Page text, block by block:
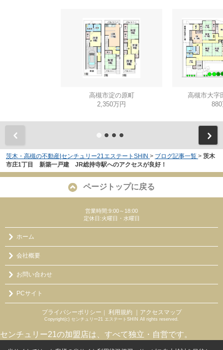
高槻市淀の原町
2,350万円
高槻市大字
茨木・高槻の不動産|センチュリー21エステートSHIN > ブログ記事一覧 > 茨木
市庄1丁目 新築一戸建 JR総持寺駅へのアクセスが良好！
ページトップに戻る
営業時間:9:00～18:00
定休日:火曜日・水曜日
ホーム
会社概要
お問い合わせ
PCサイト
プライバシーポリシー ｜ 利用規約 ｜アクセスマップ
Copyright(c) センチュリー21 エステートSHIN All rights reserved.
センチュリー21の加盟店は、すべて独立・自営です。